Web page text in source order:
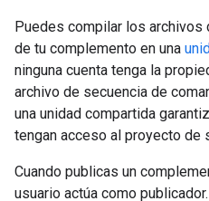
Puedes compilar los
de tu complemento en una
ninguna cuenta tenga la
archivo de secuencia de
una unidad compartida
tengan acceso al proyecto de
Cuando publicas un
usuario actúa como